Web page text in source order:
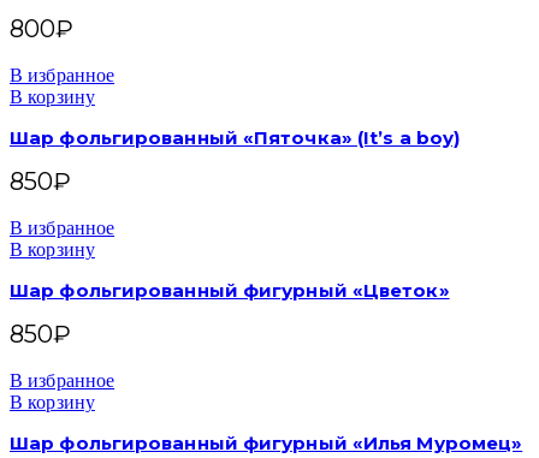
800₽
В избранное
В корзину
Шар фольгированный «Пяточка» (It’s a boy)
850₽
В избранное
В корзину
Шар фольгированный фигурный «Цветок»
850₽
В избранное
В корзину
Шар фольгированный фигурный «Илья Муромец»